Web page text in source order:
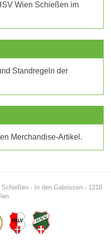
Wien Schießen im
Standregeln der
Merchandise-Artikel.
- In den Gabrissen - 1210